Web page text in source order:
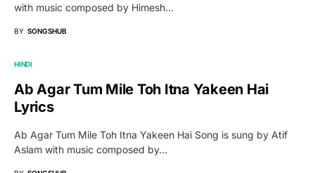
with music composed by Himesh…
BY SONGSHUB
HINDI
Ab Agar Tum Mile Toh Itna Yakeen Hai
Lyrics
Ab Agar Tum Mile Toh Itna Yakeen Hai Song is sung by Atif
Aslam with music composed by…